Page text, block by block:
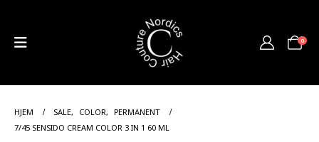
0
HJEM SALE, COLOR, PERMANENT
7/45 SENSIDO CREAM COLOR 3 IN 1 60 ML